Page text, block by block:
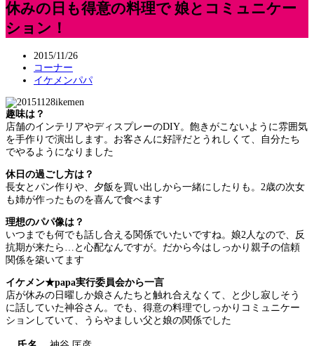
休みの日も得意の料理で 娘とコミュニケー
ション！
2015/11/26
コーナー
イケメンパパ
趣味は？
店舗のインテリアやディスプレーのDIY。飽きがこないように雰囲気
を手作りで演出します。お客さんに好評だとうれしくて、自分たち
でやるようになりました
休日の過ごし方は？
長女とパン作りや、夕飯を買い出しから一緒にしたりも。2歳の次女
も姉が作ったものを喜んで食べます
理想のパパ像は？
いつまでも何でも話し合える関係でいたいですね。娘2人なので、反
抗期が来たら…と心配なんですが。だから今はしっかり親子の信頼
関係を築いてます
イケメン★papa実行委員会から一言
店が休みの日曜しか娘さんたちと触れ合えなくて、と少し寂しそう
に話していた神谷さん。でも、得意の料理でしっかりコミュニケー
ションしていて、うらやましい父と娘の関係でした